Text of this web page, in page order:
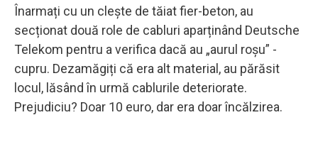
Înarmați cu un clește de tăiat fier-beton, au
secționat două role de cabluri aparținând Deutsche
Telekom pentru a verifica dacă au „aurul roșu” -
cupru. Dezamăgiți că era alt material, au părăsit
locul, lăsând în urmă cablurile deteriorate.
Prejudiciu? Doar 10 euro, dar era doar încălzirea.